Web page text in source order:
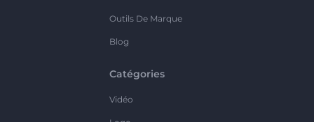
Outils De Marque
Blog
Catégories
Vidéo